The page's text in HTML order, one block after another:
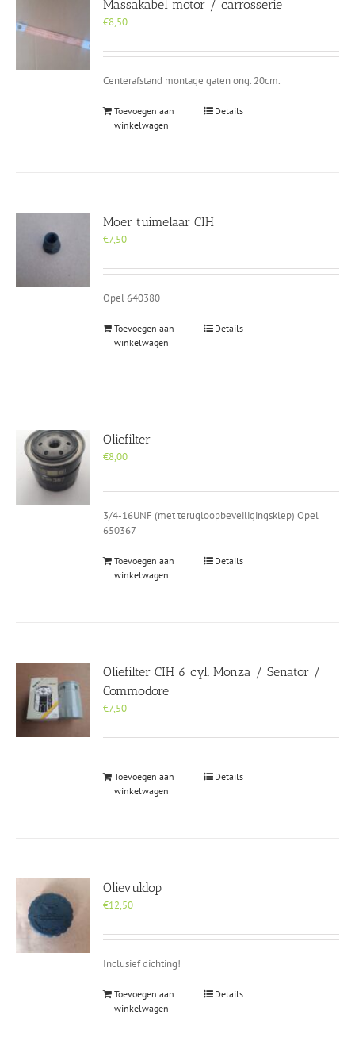
Massakabel motor / carrosserie
€8,50
Centerafstand montage gaten ong. 20cm.
Toevoegen aan
winkelwagen
Details
Moer tuimelaar CIH
€7,50
Opel 640380
Toevoegen aan
winkelwagen
Details
Oliefilter
€8,00
3/4-16UNF (met terugloopbeveiligingsklep) Opel
650367
Toevoegen aan
winkelwagen
Details
Oliefilter CIH 6 cyl. Monza / Senator /
Commodore
€7,50
Toevoegen aan
winkelwagen
Details
Olievuldop
€12,50
Inclusief dichting!
Toevoegen aan
winkelwagen
Details